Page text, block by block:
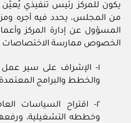
يكون للمركز رئيس تنفيذي
من المجلس، يحدد فيه أجره
المسؤول عن إدارة المركز
الخصوص ممارسة الاختصاصات
١- الإشراف على سير عمل
والخطط والبرامج
٢- اقتراح السياسات
وخططه التشغيلية،